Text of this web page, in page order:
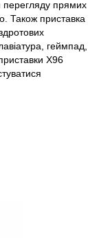
перегляду прямих
Також приставка
геймпад,
X96